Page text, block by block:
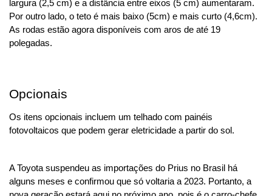
largura (2,5 cm) e a distância entre eixos (5 cm) aumentaram.
Por outro lado, o teto é mais baixo (5cm) e mais curto (4,6cm).
As rodas estão agora disponíveis com aros de até 19
polegadas.
Opcionais
Os itens opcionais incluem um telhado com painéis
fotovoltaicos que podem gerar eletricidade a partir do sol.
A Toyota suspendeu as importações do Prius no Brasil há
alguns meses e confirmou que só voltaria a 2023. Portanto, a